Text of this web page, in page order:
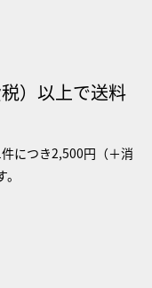
）以上で送料
につき2,500円（＋消